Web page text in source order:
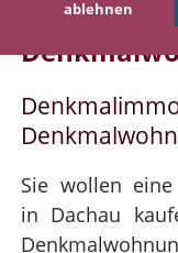
ablehnen
Sie wollen
in Dachau